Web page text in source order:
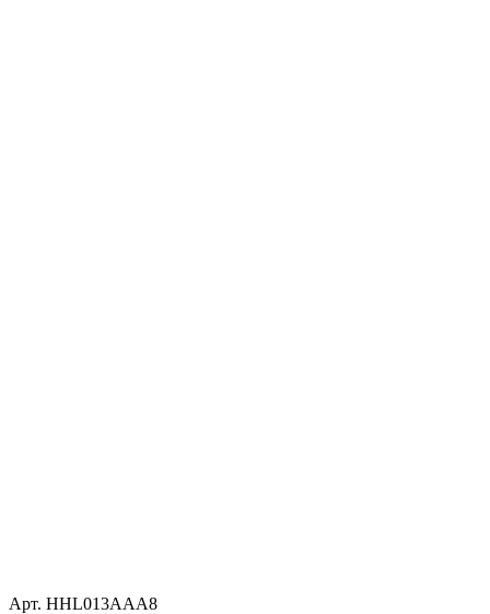
Арт. HHL013AAA8